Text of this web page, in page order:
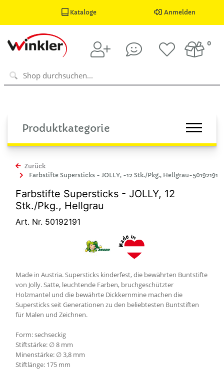
Kataloge Anmelden
0
Produktkategorie
Zurück
Farbstifte Supersticks - JOLLY, -12 Stk./Pkg., Hellgrau-50192191
Farbstifte Supersticks - JOLLY, 12
Stk./Pkg., Hellgrau
Art. Nr. 50192191
Made in Austria. Supersticks kinderfest, die bewährten Buntstifte
von Jolly. Satte, leuchtende Farben, bruchgeschützter
Holzmantel und die bewährte Dickkernmine machen die
Supersticks seit Generationen zu den beliebtesten Buntstiften
für Malen und Zeichnen.
Form: sechseckig
Stiftstärke: ∅ 8 mm
Minenstärke: ∅ 3,8 mm
Stiftlänge: 175 mm